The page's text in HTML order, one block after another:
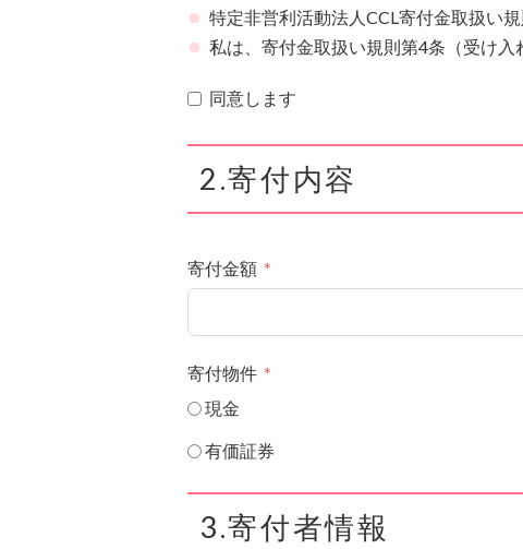
特定非営利活動法人CCL寄付金取扱い
私は、寄付金取扱い規則第4条（受け入
同意します
2.寄付内容
寄付金額
寄付物件
現金
有価証券
3.寄付者情報